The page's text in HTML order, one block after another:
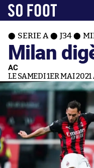
SERIE A J34
Milan
AC
LE SAMEDI 1ER MAI 2021